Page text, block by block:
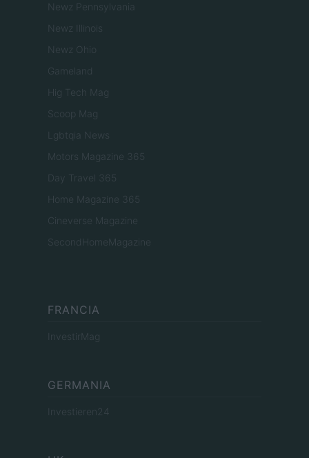
Newz Pennsylvania
Newz Illinois
Newz Ohio
Gameland
Hig Tech Mag
Scoop Mag
Lgbtqia News
Motors Magazine 365
Day Travel 365
Home Magazine 365
Cineverse Magazine
SecondHomeMagazine
FRANCIA
InvestirMag
GERMANIA
Investieren24